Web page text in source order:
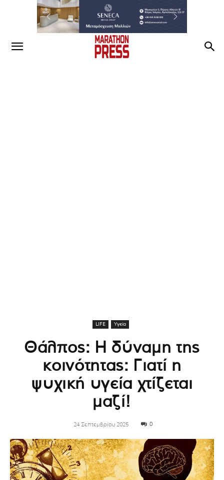
LIFE Υγεία
Θάλπος: Η δύναμη της
κοινότητας: Γιατί η
ψυχική υγεία χτίζεται
μαζί!
24 Σεπτεμβρίου 2025 0